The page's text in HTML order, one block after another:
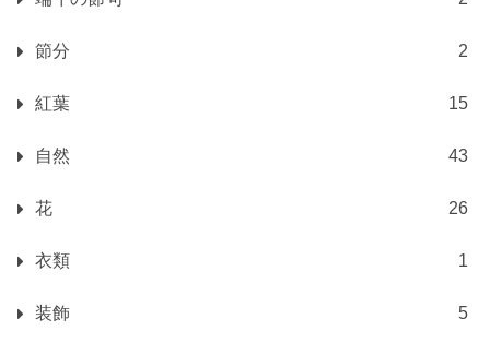
節分 2
紅葉 15
自然 43
花 26
衣類 1
装飾 5